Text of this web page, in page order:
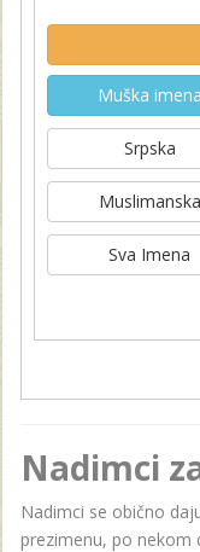
Muška imena
Srpska
Muslimanska
Sva Imena
Nadimci
Nadimci se obično
prezimenu, po nekom